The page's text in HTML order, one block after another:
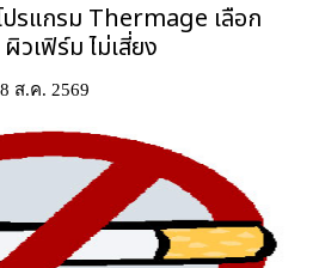
รแกรม Thermage เลือก
วเฟิร์ม ไม่เสี่ยง
8 ส.ค. 2569